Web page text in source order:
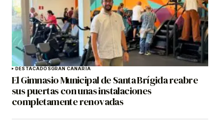
DESTACADOSGRAN CANARIA
El Gimnasio Municipal de Santa Brígida reabre
sus puertas con unas instalaciones
completamente renovadas